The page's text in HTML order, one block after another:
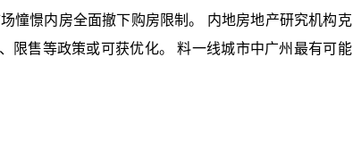
憧憬内房全面撤下购房限制。 内地房地产研究机构克
限售等政策或可获优化。 料一线城市中广州最有可能